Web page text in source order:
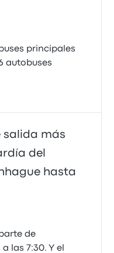
principales
autobuses
salida más
del
hasta
de
las 7:30. Y el